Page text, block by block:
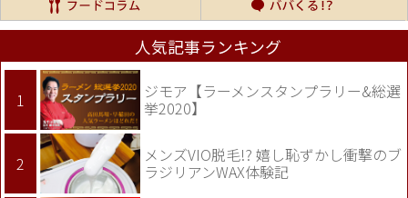
人気記事ランキング
ジモア【ラーメンスタンプラリー&総選
挙2020】
メンズVIO脱毛!? 嬉し恥ずかし衝撃のブ
ラジリアンWAX体験記